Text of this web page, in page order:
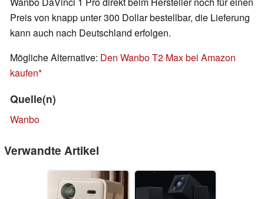
Preis von knapp unter 300 Dollar bestellbar, die Lieferung
kann auch nach Deutschland erfolgen.
Mögliche Alternative: Den Wanbo T2 Max bei Amazon
kaufen
Quelle(n)
Wanbo
Verwandte Artikel